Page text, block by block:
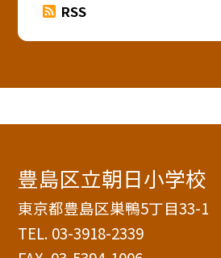
RSS
豊島区立朝日小学校
東京都豊島区巣鴨5丁目33-1
TEL. 03-3918-2339